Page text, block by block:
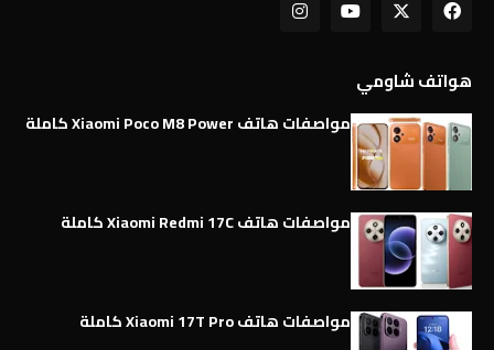
هواتف شاومي
مواصفات هاتف Xiaomi Poco M8 Power كاملة
مواصفات هاتف Xiaomi Redmi 17C كاملة
مواصفات هاتف Xiaomi 17T Pro كاملة